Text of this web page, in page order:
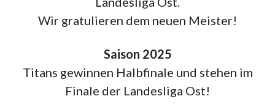
Wir gratulieren dem neuen Meister!
Saison 2025
Titans gewinnen Halbfinale und stehen im
Finale der Landesliga Ost!